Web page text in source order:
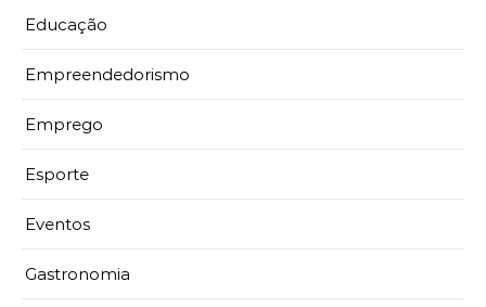
Educação
Empreendedorismo
Emprego
Esporte
Eventos
Gastronomia